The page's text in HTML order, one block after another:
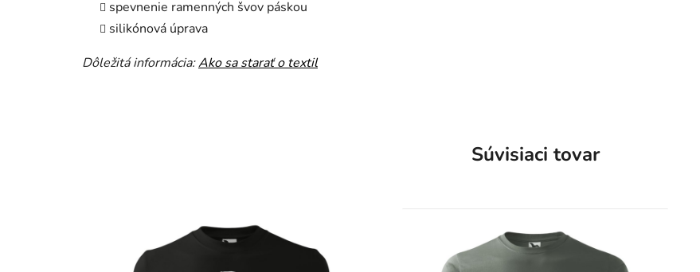
spevnenie ramenných švov páskou
silikónová úprava
Dôležitá informácia:Ako sa starať o textil
Súvisiaci tovar